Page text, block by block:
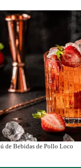
de Bebidas de Pollo Loco